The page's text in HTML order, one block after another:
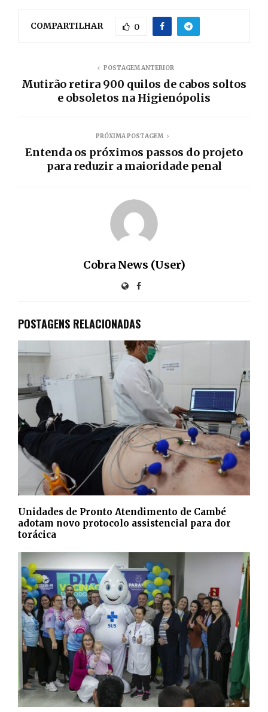
COMPARTILHAR 0
POSTAGEM ANTERIOR
Mutirão retira 900 quilos de cabos soltos
e obsoletos na Higienópolis
PRÓXIMA POSTAGEM
Entenda os próximos passos do projeto
para reduzir a maioridade penal
Cobra News (User)
POSTAGENS RELACIONADAS
Unidades de Pronto Atendimento de Cambé
adotam novo protocolo assistencial para dor
torácica